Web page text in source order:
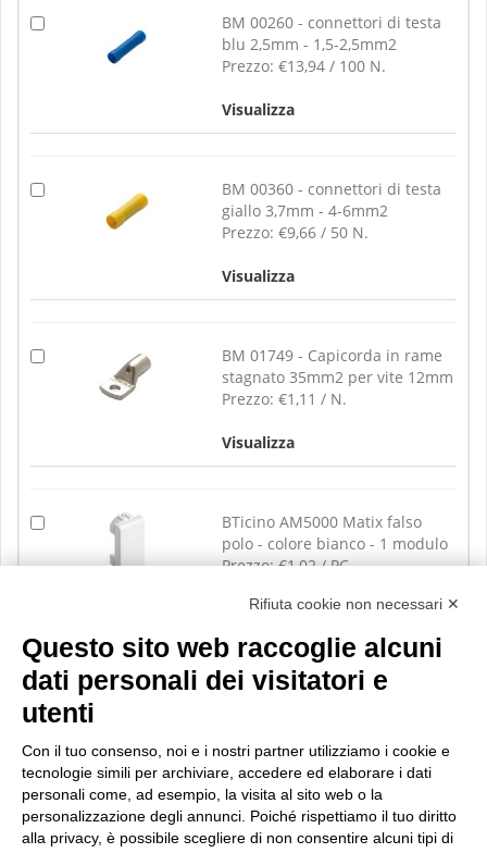
BM 00260 - connettori di testa
blu 2,5mm - 1,5-2,5mm2
Prezzo: €13,94 / 100 N.
Visualizza
BM 00360 - connettori di testa
giallo 3,7mm - 4-6mm2
Prezzo: €9,66 / 50 N.
Visualizza
BM 01749 - Capicorda in rame
stagnato 35mm2 per vite 12mm
Prezzo: €1,11 / N.
Visualizza
BTicino AM5000 Matix falso
polo - colore bianco - 1 modulo
Prezzo:€1,02 / PC
Visualizza
Rifiuta cookie non necessari ✕
Questo sito web raccoglie alcuni
dati personali dei visitatori e
utenti
Con il tuo consenso, noi e i nostri partner utilizziamo i cookie e
tecnologie simili per archiviare, accedere ed elaborare i dati
personali come, ad esempio, la visita al sito web o la
personalizzazione degli annunci. Poiché rispettiamo il tuo diritto
alla privacy, è possibile scegliere di non consentire alcuni tipi di